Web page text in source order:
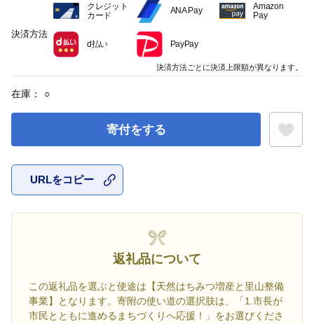
在庫： ○
寄付をする
URLをコピー
返礼品について
この返礼品を選ぶと使途は【天然はちみつ増産と里山整備
事業】となります。寄附の使い道の選択肢は、「1.市長が
市民とともに進めるまちづくりへ応援！」をお選びくださ
決済方法
クレジット
カード
ANA Pay
Amazon
Pay
d払い PayPay
決済方法ごとに決済上限額が異なります。